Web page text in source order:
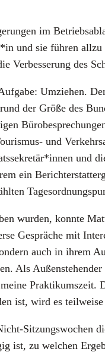
im
und sie füh­ren
Ver­bes­se­rung des
Umzie­hen.
der Grö­ße des
und
ein
wur­den, konn­te
Gesprä­che mit
auch in ihrem
Als
ist, wird es teil­wei­se
Sit­zungs­wo­chen
ist, zu wel­chen